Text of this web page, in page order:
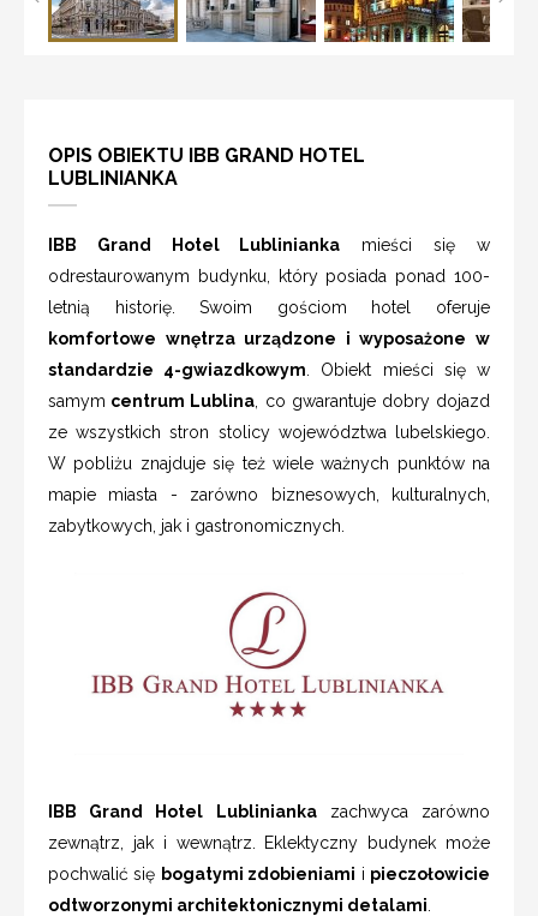
OPIS OBIEKTU IBB GRAND HOTEL
LUBLINIANKA
IBB Grand Hotel Lublinianka mieści się w
odrestaurowanym budynku, który posiada ponad 100-
letnią historię. Swoim gościom hotel oferuje
komfortowe wnętrza urządzone i wyposażone w
standardzie 4-gwiazdkowym . Obiekt mieści się w
samym centrum Lublina , co gwarantuje dobry dojazd
ze wszystkich stron stolicy województwa lubelskiego.
W pobliżu znajduje się też wiele ważnych punktów na
mapie miasta - zarówno biznesowych, kulturalnych,
zabytkowych, jak i gastronomicznych.
IBB Grand Hotel Lubliniankazachwyca zarówno
zewnątrz, jak i wewnątrz. Eklektyczny budynek może
pochwalić się bogatymi zdobieniami i pieczołowicie
odtworzonymi architektonicznymi detalami